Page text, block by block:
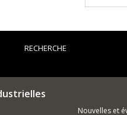
RECHERCHE
Nouvelles et